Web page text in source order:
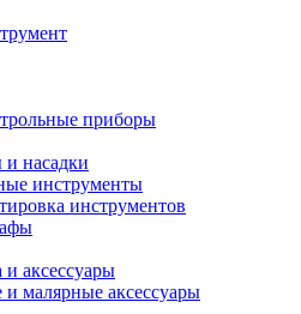
приборы
и насадки
инструменты
инструментов
аксессуары
малярные аксессуары